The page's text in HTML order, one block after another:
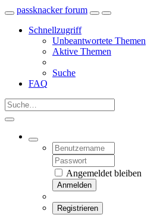
passknacker forum
Schnellzugriff
Unbeantwortete Themen
Aktive Themen
Suche
FAQ
Angemeldet bleiben
Anmelden
Registrieren